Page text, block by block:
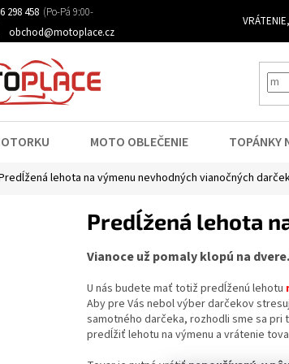
298 458
obchod@motoplace.cz
MOTO OBLEČENIE TOPÁNKY
lehota na výmenu nevhodných vianočných
Predĺžená lehota
Vianoce už pomaly klopú na
U nás budete mať totiž predĺženú lehotu
Aby pre Vás nebol výber darčekov
samotného darčeka, rozhodli sme sa pri
predĺžiť lehotu na výmenu a vrátenie